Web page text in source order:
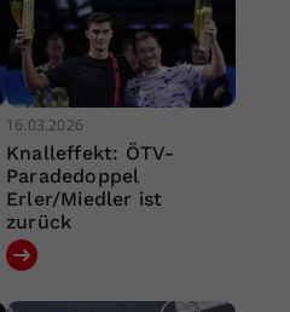
16.03.2026
Knalleffekt: ÖTV-
Paradedoppel
Erler/Miedler ist
zurück